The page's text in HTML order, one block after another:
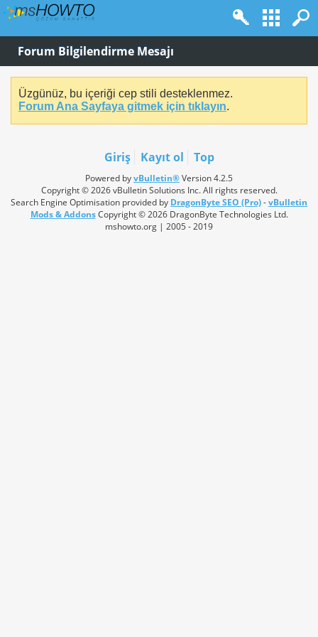
Forum Bilgilendirme Mesajı
Üzgünüz, bu içeriği cep stili desteklenmez.
Forum Ana Sayfaya gitmek için tıklayın.
Giriş Kayıt ol Top
Powered byvBulletin®Version 4.2.5
Copyright © 2026 vBulletin Solutions Inc. All rights reserved.
Search Engine Optimisation provided by DragonByte SEO (Pro)-vBulletin
Mods & AddonsCopyright © 2026 DragonByte Technologies Ltd.
mshowto.org | 2005 - 2019